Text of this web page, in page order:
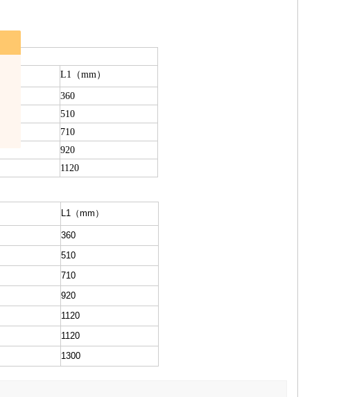
L1（mm）
360
510
710
920
1120
L1（mm）
360
510
710
920
1120
1120
1300